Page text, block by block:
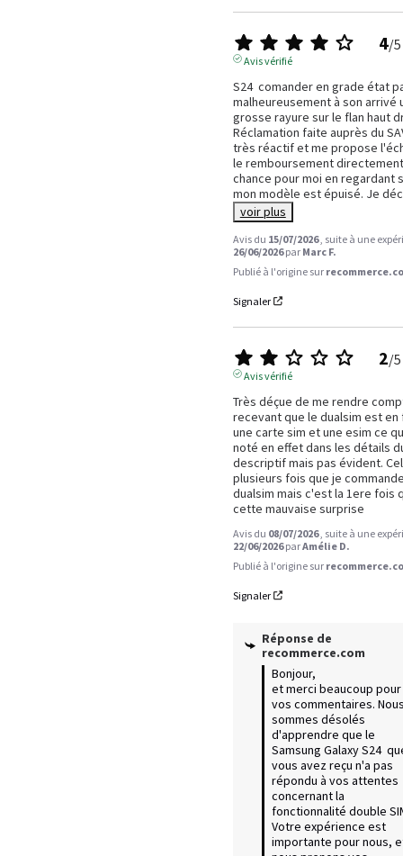
4/5
Avis vérifié
S24  comander en grade état
malheureusement à son arrivé
grosse rayure sur le flan haut
Réclamation faite auprès du
très réactif et me propose
le remboursement
chance pour moi en regardant
mon modèle est épuisé. Je
voir plus
Avis du 15/07/2026 , suite à une
26/06/2026 par Marc F.
Publié à l'origine sur
Signaler
2/5
Avis vérifié
Très déçue de me rendre
recevant que le dualsim est en
une carte sim et une esim ce
noté en effet dans les détails
descriptif mais pas évident.
plusieurs fois que je
dualsim mais c'est la 1ere fois
cette mauvaise surprise
Avis du 08/07/2026 , suite à une
22/06/2026 parAmélie D.
Publié à l'origine sur
Signaler
Réponse de
recommerce.com
Bonjour,
et merci beaucoup pour
vos commentaires.
sommes désolés
d'apprendre que le
Samsung Galaxy S24
vous avez reçu n'a pas
répondu à vos attentes
concernant la
fonctionnalité double
Votre expérience est
importante pour nous,